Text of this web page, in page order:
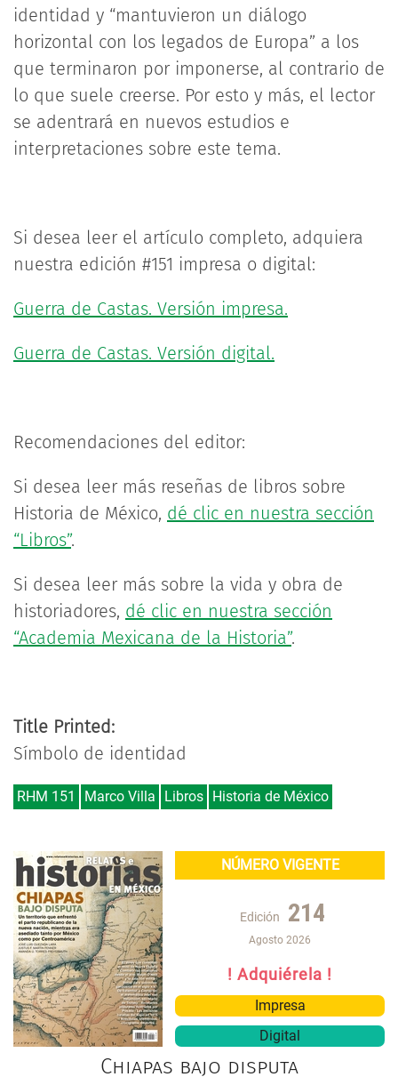
identidad y “mantuvieron un diálogo
horizontal con los legados de Europa” a los
que terminaron por imponerse, al contrario de
lo que suele creerse. Por esto y más, el lector
se adentrará en nuevos estudios e
interpretaciones sobre este tema.
Si desea leer el artículo completo, adquiera
nuestra edición #151 impresa o digital:
Guerra de Castas. Versión impresa.
Guerra de Castas. Versión digital.
Recomendaciones del editor:
Si desea leer más reseñas de libros sobre
Historia de México, dé clic en nuestra sección
“Libros”.
Si desea leer más sobre la vida y obra de
historiadores, dé clic en nuestra sección
“Academia Mexicana de la Historia”.
Title Printed:
Símbolo de identidad
RHM 151 Marco Villa Libros Historia de México
NÚMERO VIGENTE
Edición 214
Agosto 2026
! Adquiérela !
Impresa
Digital
Chiapas bajo disputa